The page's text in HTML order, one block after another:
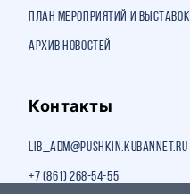
План мероприятий и выставок
Архив новостей
Контакты
lib_adm@pushkin.kubannet.ru
+7 (861) 268-54-55